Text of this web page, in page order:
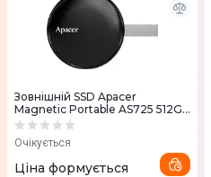
Зовнiшнiй SSD Apacer
Magnetic Portable AS725 512GB
USB Type-C 3D NAND
Очікується
Ціна формується